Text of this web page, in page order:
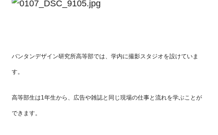
バンタンデザイン研究所高等部では、学内に撮影スタジオを設けていま
す。
高等部生は1年生から、広告や雑誌と同じ現場の仕事と流れを学ぶことが
できます。